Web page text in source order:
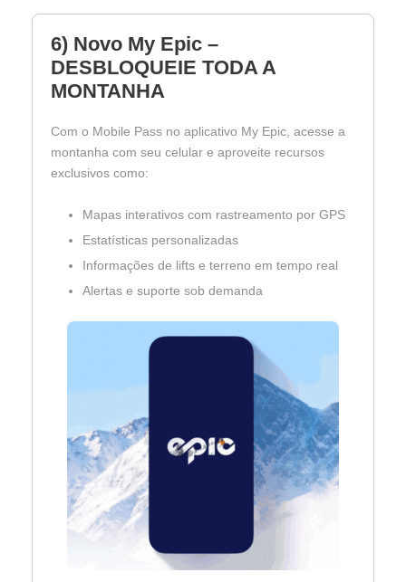
6) Novo My Epic –
DESBLOQUEIE TODA A
MONTANHA
Com o Mobile Pass no aplicativo My Epic, acesse a
montanha com seu celular e aproveite recursos
exclusivos como:
Mapas interativos com rastreamento por GPS
Estatísticas personalizadas
Informações de lifts e terreno em tempo real
Alertas e suporte sob demanda